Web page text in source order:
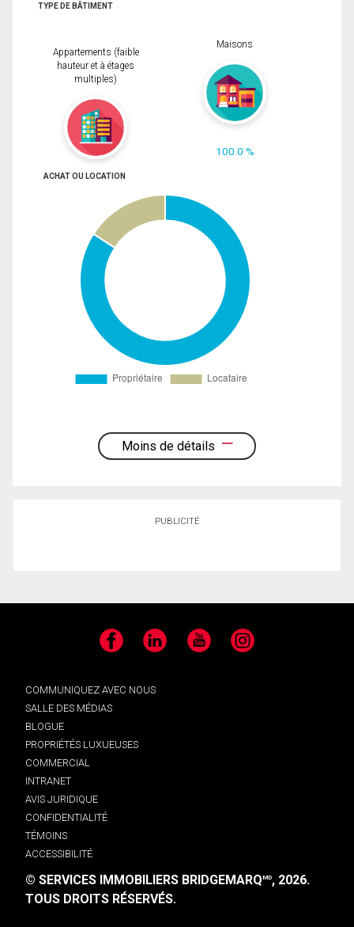
TYPE DE BÂTIMENT
Appartements (faible
hauteur et à étages
multiples)
Maisons
100.0 %
ACHAT OU LOCATION
Moins de détails
PUBLICITÉ
Facebook LinkedIn YouTube Instagram
COMMUNIQUEZ AVEC NOUS
SALLE DES MÉDIAS
BLOGUE
PROPRIÉTÉS LUXUEUSES
COMMERCIAL
INTRANET
AVIS JURIDIQUE
CONFIDENTIALITÉ
TÉMOINS
ACCESSIBILITÉ
© SERVICES IMMOBILIERS BRIDGEMARQMD, 2026.
TOUS DROITS RÉSERVÉS.